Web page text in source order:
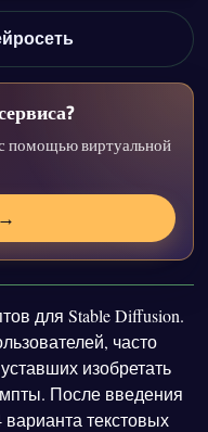
помощью виртуальной
→
для Stable Diffusion.
часто
изобретать
После введения
варианта текстовых